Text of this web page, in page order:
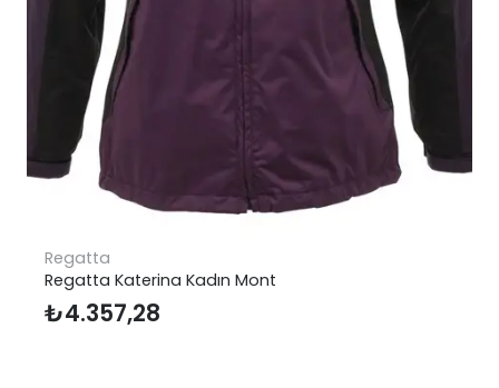
Regatta
Regatta Katerina Kadın Mont
₺4.357,28